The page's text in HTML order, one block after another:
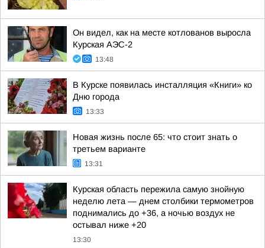
Он видел, как на месте котлованов выросла
Курская АЭС-2
13:48
В Курске появилась инсталляция «Книги» ко
Дню города
13:33
Новая жизнь после 65: что стоит знать о
третьем варианте
13:31
Курская область пережила самую знойную
неделю лета — днем столбики термометров
поднимались до +36, а ночью воздух не
остывал ниже +20
13:30